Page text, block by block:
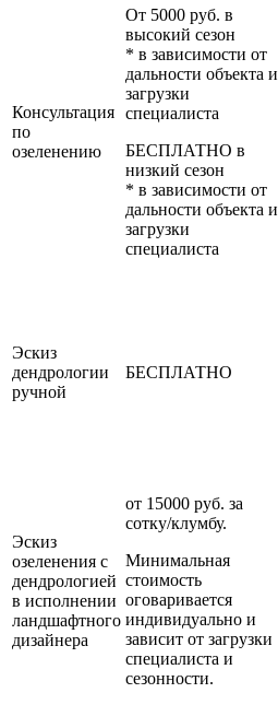
Консультация
по
озеленению
От 5000 руб. в
высокий сезон
* в зависимости от
дальности объекта и
загрузки
специалиста
БЕСПЛАТНО в
низкий сезон
* в зависимости от
дальности объекта и
загрузки
специалиста
Эскиз
дендрологии
ручной
БЕСПЛАТНО
Эскиз
озеленения с
дендрологией
в исполнении
ландшафтного
дизайнера
от 15000 руб. за
сотку/клумбу.
Минимальная
стоимость
оговаривается
индивидуально и
зависит от загрузки
специалиста и
сезонности.